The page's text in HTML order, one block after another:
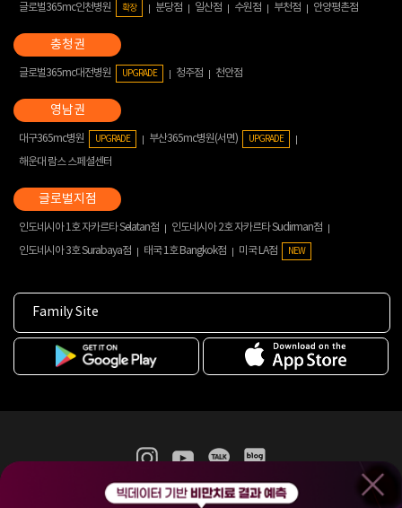
글로벌365mc인천병원 확장 분당점 일산점 수원점 부천점 안양평촌점
글로벌365mc대전병원 UPGRADE 청주점 천안점
대구365mc병원 UPGRADE 부산365mc병원(서면) UPGRADE
해운대 람스 스페셜센터
인도네시아 1호 자카르타 Selatan점
인도네시아 2호 자카르타 Sudirman점
인도네시아 3호 Surabaya점
태국 1호 Bangkok점 미국 LA점 NEW
Family Site
365mc 병·의원 이용약관
홈페이지 이용약관